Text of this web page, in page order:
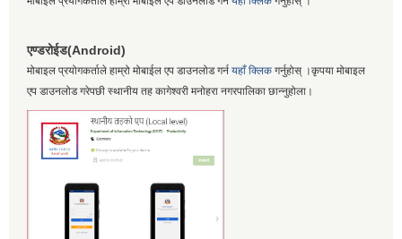
एण्डरोईड(Android)
मोबाइल प्रयोगकर्ताले हाम्रो मोबाईल एप डाउनलोड गर्न यहाँ क्लिक गर्नुहोस् ।कृपया मोबाइल
एप डाउनलोड गरेपछी स्थानीय तह कागेश्वरी मनोहरा नगरपालिका छान्नुहोला।